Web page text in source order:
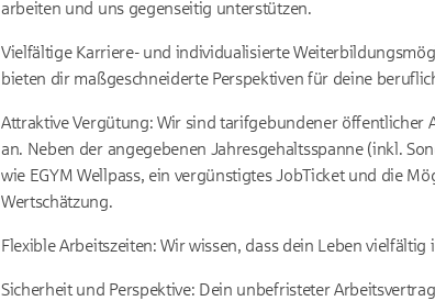
arbeiten und uns gegenseitig unterstützen.
Vielfältige Karriere- und individualisierte
bieten dir maßgeschneiderte Perspektiven für deine
Attraktive Vergütung: Wir sind tarifgebundener öffentlicher
an. Neben der angegebenen Jahresgehaltsspanne (inkl.
wie EGYM Wellpass, ein vergünstigtes JobTicket und die
Wertschätzung.
Flexible Arbeitszeiten: Wir wissen, dass dein Leben
Sicherheit und Perspektive: Dein unbefristeter